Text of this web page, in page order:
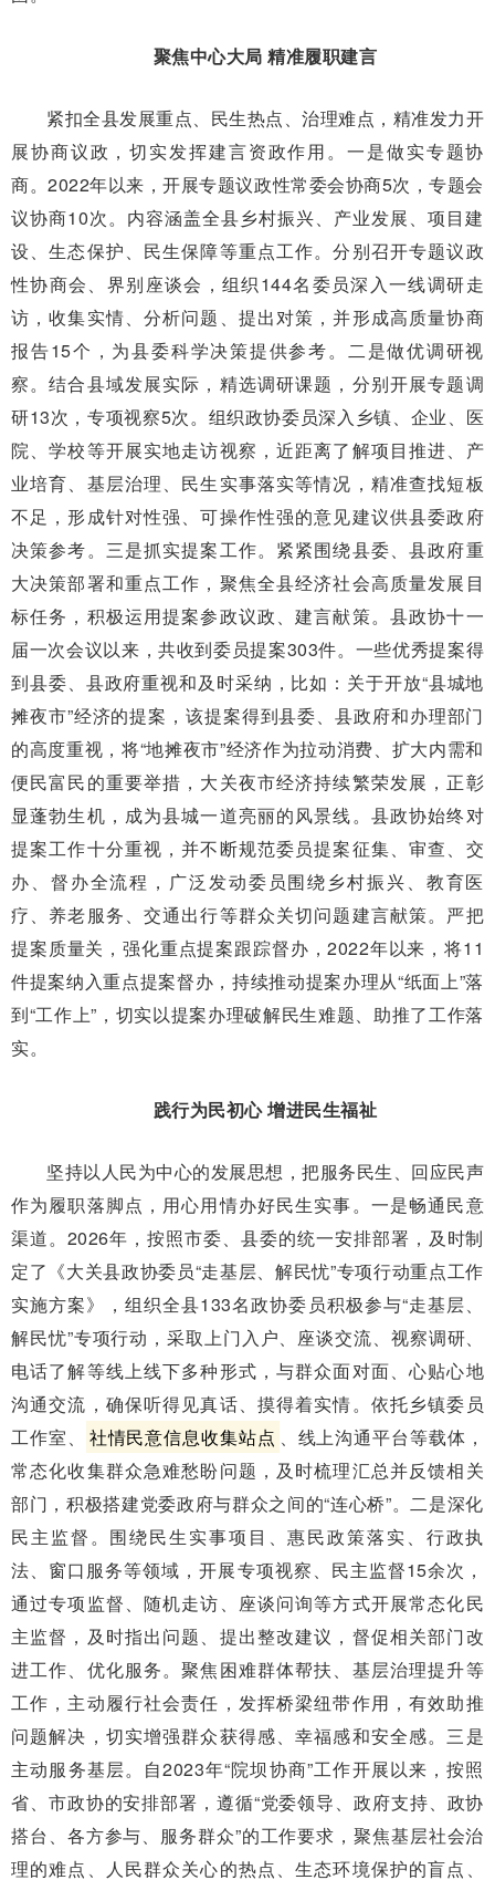
聚焦中心大局 精准履职建言
紧扣全县发展重点、民生热点、治理难点，精准发力开
展协商议政，切实发挥建言资政作用。一是做实专题协
商。2022年以来，开展专题议政性常委会协商5次，专题会
议协商10次。内容涵盖全县乡村振兴、产业发展、项目建
设、生态保护、民生保障等重点工作。分别召开专题议政
性协商会、界别座谈会，组织144名委员深入一线调研走
访，收集实情、分析问题、提出对策，并形成高质量协商
报告15个，为县委科学决策提供参考。二是做优调研视
察。结合县域发展实际，精选调研课题，分别开展专题调
研13次，专项视察5次。组织政协委员深入乡镇、企业、医
院、学校等开展实地走访视察，近距离了解项目推进、产
业培育、基层治理、民生实事落实等情况，精准查找短板
不足，形成针对性强、可操作性强的意见建议供县委政府
决策参考。三是抓实提案工作。紧紧围绕县委、县政府重
大决策部署和重点工作，聚焦全县经济社会高质量发展目
标任务，积极运用提案参政议政、建言献策。县政协十一
届一次会议以来，共收到委员提案303件。一些优秀提案得
到县委、县政府重视和及时采纳，比如：关于开放“县城地
摊夜市”经济的提案，该提案得到县委、县政府和办理部门
的高度重视，将“地摊夜市”经济作为拉动消费、扩大内需和
便民富民的重要举措，大关夜市经济持续繁荣发展，正彰
显蓬勃生机，成为县城一道亮丽的风景线。县政协始终对
提案工作十分重视，并不断规范委员提案征集、审查、交
办、督办全流程，广泛发动委员围绕乡村振兴、教育医
疗、养老服务、交通出行等群众关切问题建言献策。严把
提案质量关，强化重点提案跟踪督办，2022年以来，将11
件提案纳入重点提案督办，持续推动提案办理从“纸面上”落
到“工作上”，切实以提案办理破解民生难题、助推了工作落
实。
践行为民初心 增进民生福祉
坚持以人民为中心的发展思想，把服务民生、回应民声
作为履职落脚点，用心用情办好民生实事。一是畅通民意
渠道。2026年，按照市委、县委的统一安排部署，及时制
定了《大关县政协委员“走基层、解民忧”专项行动重点工作
实施方案》，组织全县133名政协委员积极参与“走基层、
解民忧”专项行动，采取上门入户、座谈交流、视察调研、
电话了解等线上线下多种形式，与群众面对面、心贴心地
沟通交流，确保听得见真话、摸得着实情。依托乡镇委员
工作室、
社情民意信息收集站点 、线上沟通平台等载体，
常态化收集群众急难愁盼问题，及时梳理汇总并反馈相关
部门，积极搭建党委政府与群众之间的“连心桥”。二是深化
民主监督。围绕民生实事项目、惠民政策落实、行政执
法、窗口服务等领域，开展专项视察、民主监督15余次，
通过专项监督、随机走访、座谈问询等方式开展常态化民
主监督，及时指出问题、提出整改建议，督促相关部门改
进工作、优化服务。聚焦困难群体帮扶、基层治理提升等
工作，主动履行社会责任，发挥桥梁纽带作用，有效助推
问题解决，切实增强群众获得感、幸福感和安全感。三是
主动服务基层。自2023年“院坝协商”工作开展以来，按照
省、市政协的安排部署，遵循“党委领导、政府支持、政协
搭台、各方参与、服务群众”的工作要求，聚焦基层社会治
理的难点、人民群众关心的热点、生态环境保护的盲点、